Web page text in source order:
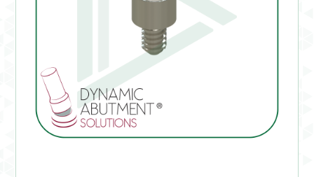
Instrucciones de uso
Instrucciones de uso (ESP)